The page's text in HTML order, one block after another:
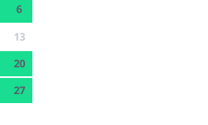
6
13
20
27